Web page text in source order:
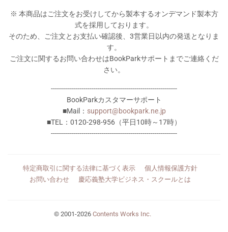
※ 本商品はご注文をお受けしてから製本するオンデマンド製本方
式を採用しております。
そのため、ご注文とお支払い確認後、3営業日以内の発送となりま
す。
ご注文に関するお問い合わせはBookParkサポートまでご連絡くだ
さい。
--------------------------------------------------------------
BookParkカスタマーサポート
■Mail： support@bookpark.ne.jp
■TEL：0120-298-956（平日10時～17時）
--------------------------------------------------------------
特定商取引に関する法律に基づく表示
個人情報保護方針
お問い合わせ
慶応義塾大学ビジネス・スクールとは
© 2001-2026 Contents Works Inc.